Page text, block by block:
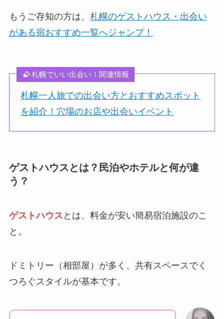
もうご存知の方は、 札幌のゲストハウス・出会い
がある宿おすすめ一覧へジャンプ！
札幌でいい出会い！関連情報
札幌一人旅での出会い方とおすすめスポット
を紹介！穴場のお店や出会いイベント
ゲストハウスとは？民泊やホテルと何が違
う？
ゲストハウス とは、料金が安い簡易宿泊施設のこ
と。
ドミトリー（相部屋）が多く、共有スペースでく
つろぐスタイルが基本です。